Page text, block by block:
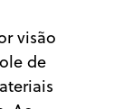
visão
de